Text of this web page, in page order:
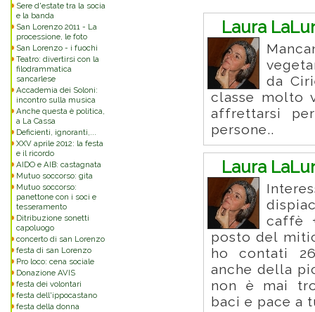
Sere d'estate tra la socia
e la banda
San Lorenzo 2011 - La
processione, le foto
San Lorenzo - i fuochi
Teatro: divertirsi con la
filodrammatica
sancarlese
Accademia dei Soloni:
incontro sulla musica
Anche questa è politica,
a La Cassa
Deficienti, ignoranti,...
XXV aprile 2012: la festa
e il ricordo
AIDO e AIB: castagnata
Mutuo soccorso: gita
Mutuo soccorso:
panettone con i soci e
tesseramento
Ditribuzione sonetti
capoluogo
concerto di san Lorenzo
festa di san Lorenzo
Pro loco: cena sociale
Donazione AVIS
festa dei volontari
festa dell'ippocastano
festa della donna
Laura
da
classe molto
affrettarsi
persone..
Laura
caffè
posto del
ho contati
anche della
non è mai
baci e pace a